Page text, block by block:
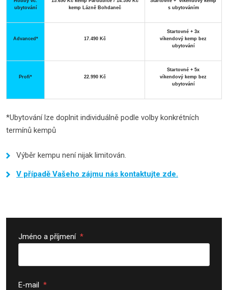
ubytování
kemp Lázně Bohdaneč
s ubytováním
Advanced* 17.490 Kč
Startovné + 3x
víkendový kemp bez
ubytování
Profi* 22.990 Kč
Startovné + 5x
víkendový kemp bez
ubytování
*Ubytování lze doplnit individuálně podle volby konkrétních
termínů kempů
Výběr kempu není nijak limitován.
V případě Vašeho zájmu nás kontaktujte zde.
Jméno a příjmení *
E-mail *